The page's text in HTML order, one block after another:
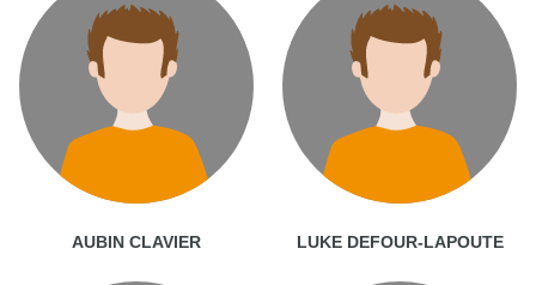
AUBIN CLAVIER LUKE DEFOUR-LAPOUTE